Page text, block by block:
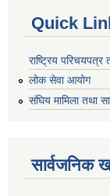
Quick
राष्ट्रिय
लोक सेवा आयोग
संघिय मामिला तथा
सार्वजनिक